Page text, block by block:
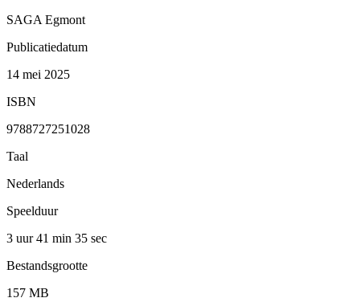
SAGA Egmont
Publicatiedatum
14 mei 2025
ISBN
9788727251028
Taal
Nederlands
Speelduur
3 uur 41 min 35 sec
Bestandsgrootte
157 MB